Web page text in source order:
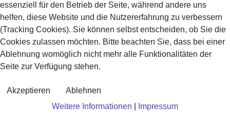
essenziell für den Betrieb der Seite, während andere uns
helfen, diese Website und die Nutzererfahrung zu verbessern
(Tracking Cookies). Sie können selbst entscheiden, ob Sie die
Cookies zulassen möchten. Bitte beachten Sie, dass bei einer
Ablehnung womöglich nicht mehr alle Funktionalitäten der
Seite zur Verfügung stehen.
Akzeptieren
Ablehnen
Weitere Informationen
Impressum